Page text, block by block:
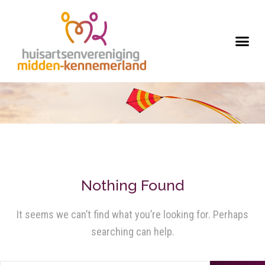
Nothing Found
It seems we can’t find what you’re looking for. Perhaps
searching can help.